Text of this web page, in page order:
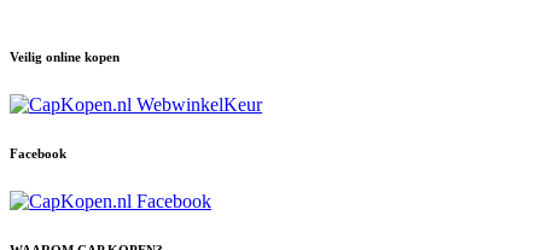
Veilig online kopen
Facebook